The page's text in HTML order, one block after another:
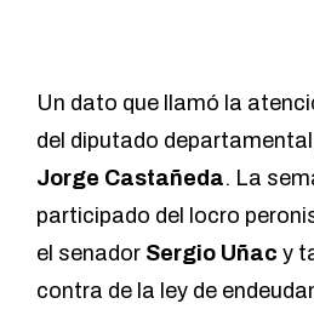
Un dato que llamó la
del diputado
Jorge Castañeda. La
participado del locro
el senador Sergio Uñac y
contra de la ley de